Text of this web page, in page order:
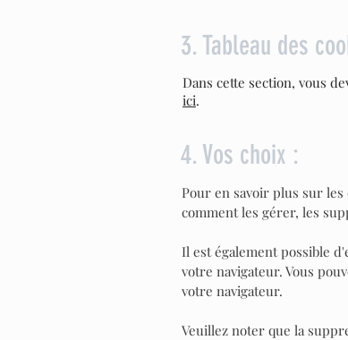
3. Tableau des
Dans cette section, vous
ici.
4. Vos choix :
Pour en savoir plus sur
comment les gérer, les
Il est également possible
votre navigateur. Vous
votre navigateur.
Veuillez noter que la